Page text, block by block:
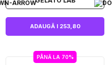
ADAUGĂ I 253,80
PÂNĂ LA 70%